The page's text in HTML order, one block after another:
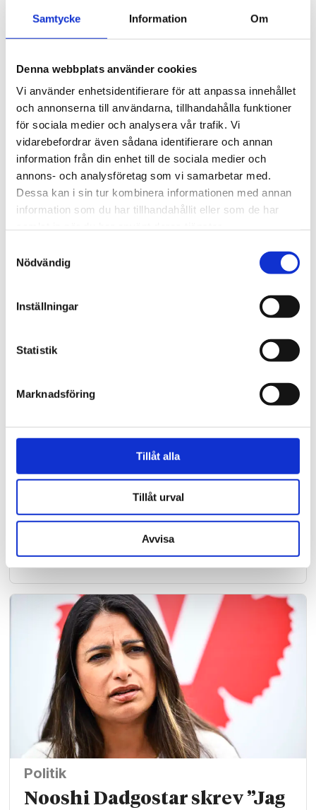
Samtycke Information Om
Denna webbplats använder cookies
Vi använder enhetsidentifierare för att anpassa innehållet
och annonserna till användarna, tillhandahålla funktioner
för sociala medier och analysera vår trafik. Vi
vidarebefordrar även sådana identifierare och annan
information från din enhet till de sociala medier och
annons- och analysföretag som vi samarbetar med.
Dessa kan i sin tur kombinera informationen med annan
information som du har tillhandahållit eller som de har
Nödvändig
Inställningar
Statistik
Marknadsföring
Tillåt alla
Tillåt urval
Avvisa
Evangelisation
Evangeliet spreds i
tog emot Jesus
Stockholm
Tusentals människor
samlades i Kungsträdgården
för att ära Jesus
Politik
Nooshi Dadgostar skrev ”Jag